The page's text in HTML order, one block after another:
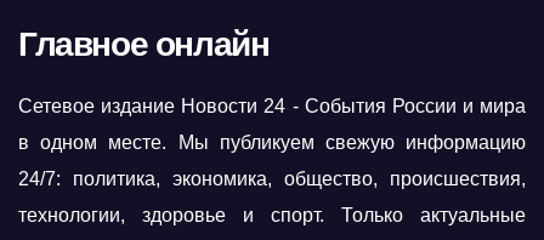
Главное онлайн
Сетевое издание Новости 24 - События России и мира
в одном месте. Мы публикуем свежую информацию
24/7: политика, экономика, общество, происшествия,
технологии, здоровье и спорт. Только актуальные